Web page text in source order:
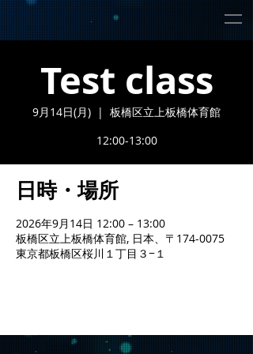
Test class
9月14日(月)
  |
板橋区立上板橋体育館
12:00-13:00
日時・場所
2026年9月14日 12:00 – 13:00
板橋区立上板橋体育館, 日本、〒174-0075
東京都板橋区桜川１丁目３−１